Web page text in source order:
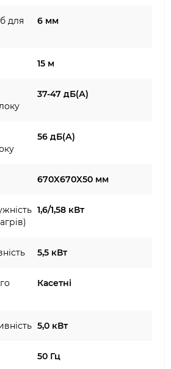
для
6 мм
15 м
37-47 дБ(А)
56 дБ(А)
670X670X50 мм
1,6/1,58 кВт
5,5 кВт
Касетні
5,0 кВт
50 Гц